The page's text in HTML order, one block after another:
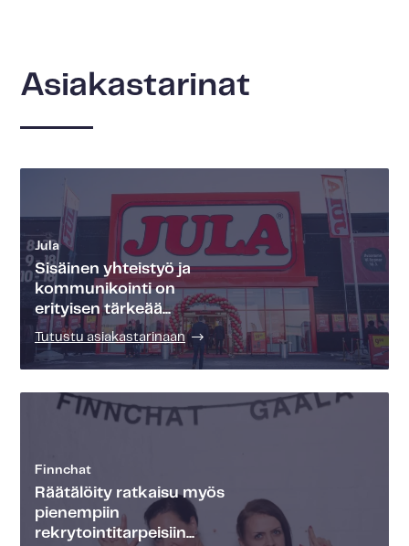
Asiakastarinat
Jula
Sisäinen yhteistyö ja
kommunikointi on
erityisen tärkeää...
Tutustu asiakastarinaan
Finnchat
Räätälöity ratkaisu myös
pienempiin
rekrytointitarpeisiin...